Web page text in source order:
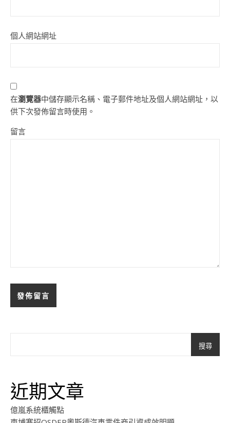
個人網站網址
在瀏覽器中儲存顯示名稱、電子郵件地址及個人網站網址，以
供下次發佈留言時使用。
留言
搜尋
近期文章
億嵐系統櫃觸點